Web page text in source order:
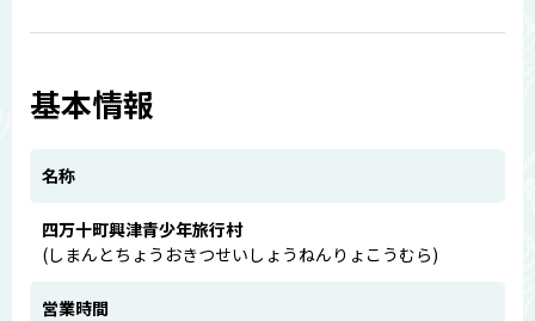
基本情報
名称
四万十町興津青少年旅行村
(しまんとちょうおきつせいしょうねんりょこうむら)
営業時間